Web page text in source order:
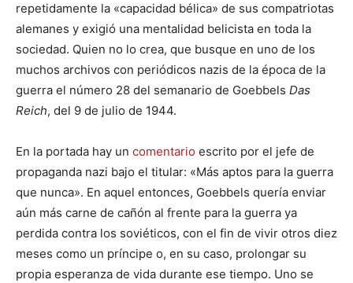
repetidamente la «capacidad bélica» de sus compatriotas
alemanes y exigió una mentalidad belicista en toda la
sociedad. Quien no lo crea, que busque en uno de los
muchos archivos con periódicos nazis de la época de la
guerra el número 28 del semanario de Goebbels Das
Reich, del 9 de julio de 1944.
En la portada hay un comentario escrito por el jefe de
propaganda nazi bajo el titular: «Más aptos para la guerra
que nunca». En aquel entonces, Goebbels quería enviar
aún más carne de cañón al frente para la guerra ya
perdida contra los soviéticos, con el fin de vivir otros diez
meses como un príncipe o, en su caso, prolongar su
propia esperanza de vida durante ese tiempo. Uno se